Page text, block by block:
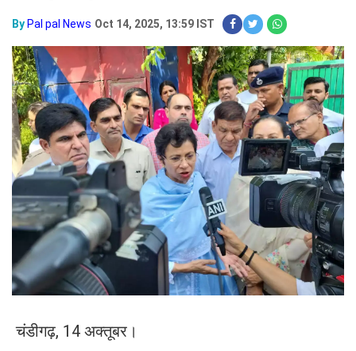
By Pal pal News Oct 14, 2025, 13:59 IST
चंडीगढ़, 14 अक्तूबर।